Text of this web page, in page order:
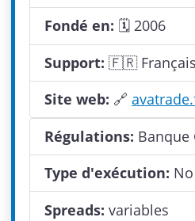
Fondé en: 🗓 2006
Support: 🇫🇷 Français
Site web: 🔗
Régulations: Banque
Type d'exécution:
Spreads: variables